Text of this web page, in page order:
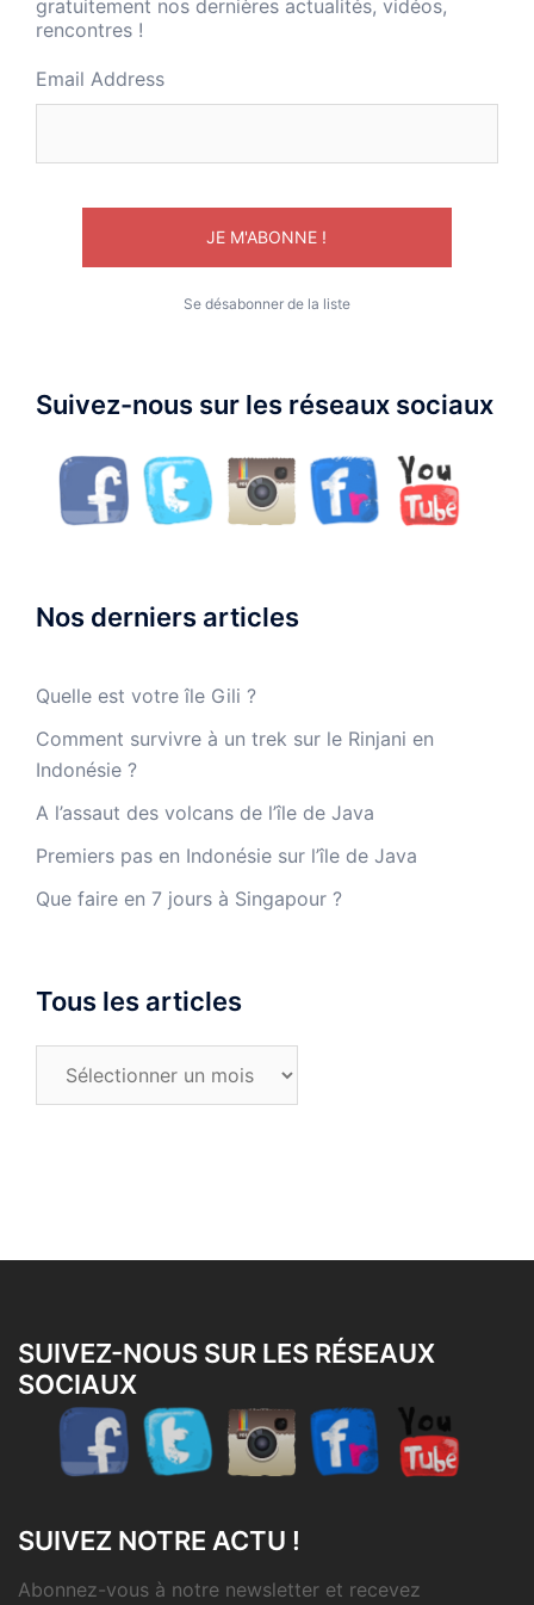
gratuitement nos dernières actualités, vidéos,
rencontres !
Email Address
Se désabonner de la liste
Suivez-nous sur les réseaux sociaux
Nos derniers articles
Quelle est votre île Gili ?
Comment survivre à un trek sur le Rinjani en
Indonésie ?
A l’assaut des volcans de l’île de Java
Premiers pas en Indonésie sur l’île de Java
Que faire en 7 jours à Singapour ?
Tous les articles
SUIVEZ-NOUS SUR LES RÉSEAUX
SOCIAUX
SUIVEZ NOTRE ACTU !
Abonnez-vous à notre newsletter et recevez